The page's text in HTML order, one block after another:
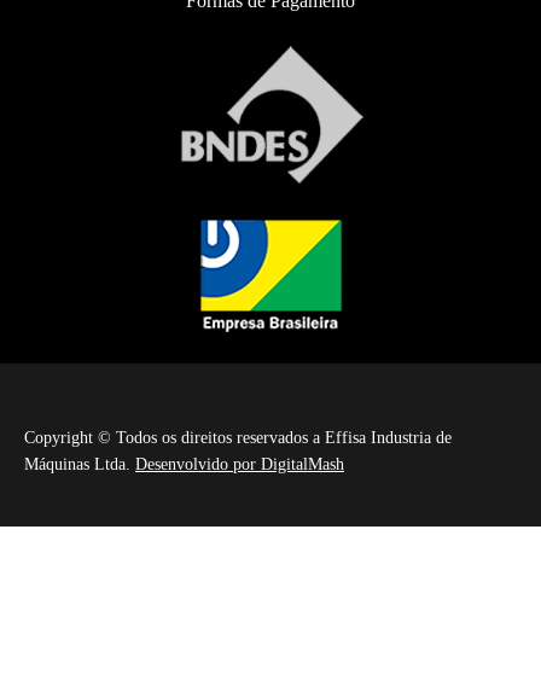
Copyright © Todos os direitos reservados a Effisa Industria de
Máquinas Ltda. Desenvolvido por DigitalMash